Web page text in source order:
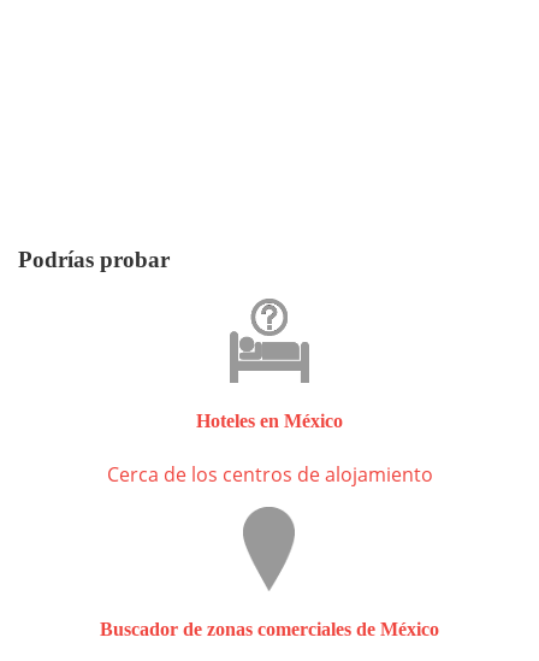
Podrías probar
Hoteles en México
Cerca de los centros de alojamiento
Buscador de zonas comerciales de México